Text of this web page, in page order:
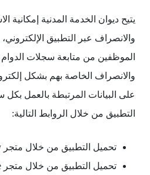
يتيح ديوان الخدمة المدنية إمكانية
والانصراف عبر التطبيق
الموظفين من متابعة سجلات
والانصراف الخاصة بهم بشكل
على البيانات المرتبطة بالعمل
التطبيق من خلال الروابط التالية:
تحميل التطبيق من خلال متجر google play “
تحميل التطبيق من خلال متجر app store “